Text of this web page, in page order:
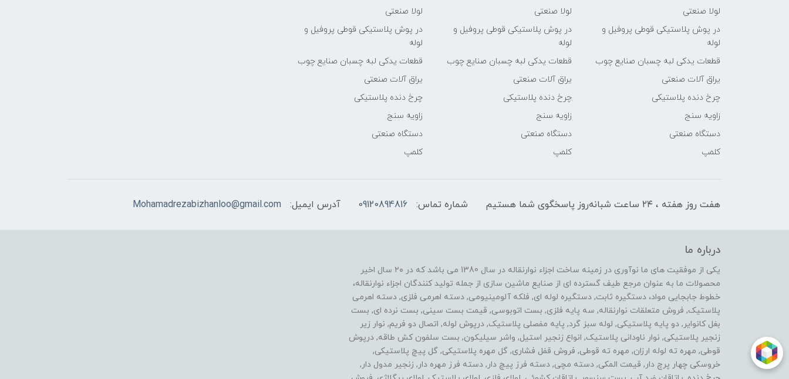
لولا صنعتی
در پوش پلاستیکی قوطی پروفیل و
لوله
قطعات یدکی لبه چسبان صنایع چوب
یراق آلات صنعتی
چرخ دنده پلاستیکی
زاویه سنج
دستگاه صنعتی
کلمپ
لولا صنعتی
در پوش پلاستیکی قوطی پروفیل و
لوله
قطعات یدکی لبه چسبان صنایع چوب
یراق آلات صنعتی
چرخ دنده پلاستیکی
زاویه سنج
دستگاه صنعتی
کلمپ
لولا صنعتی
در پوش پلاستیکی قوطی پروفیل و
لوله
قطعات یدکی لبه چسبان صنایع چوب
یراق آلات صنعتی
چرخ دنده پلاستیکی
زاویه سنج
دستگاه صنعتی
کلمپ
هفت روز هفته ، ۲۴ ساعت شبانه‌روز پاسخگوی شما هستیم شماره تماس: 09120894816 آدرس ایمیل: Mohamadrezabizhanloo@gmail.com
درباره ما
یکی از موفقیت های ما نوآوری در زمینه ساخت اجزاء نوارنقاله در سال 1380 می باشد که در ۲۰ سال اخیر
محصولات ما به عنوان مرجع طیف گسترده ای از صنایع ماشین سازی از جمله تولید کنندگان اجزاء نوارنقاله،
خطوط جابجایی مواد، دستگیره ثابت, دستگیره لوله ای, فلکه آلومینیومی, دسته اهرمی فلزی, دسته اهرمی
پلاستیک, فروش متعلقات نوارنقاله, سه پایه فلزی, بست اتوبوسی, قیمت بست سینی, بست نرده ای, بست
بغل کانوایر, دو پایه پلاستیکی, لوله سبز گرد, پایه مفصلی پلاستیک, درپوش لوله, اتصال دو فریم, نوار زیر
زنجیر پلاستیکی, نوار ناودانی پلاستیک, انواع زنجیر استیل, واشر سیلیکون, بست سلفون کش طاقه, درپوش
قوطی, مهره ته لوله ارزان, مهره ته قوطی, فروش قفل فشاری, گل مهره پلاستیکی, گل پیچ پلاستیکی,
خروسکی چهار پرچ دار, قیمت المکی, دسته مچی, دسته فرز پیچ دار, دسته فرز مهره دار, زنجیر مدول دار,